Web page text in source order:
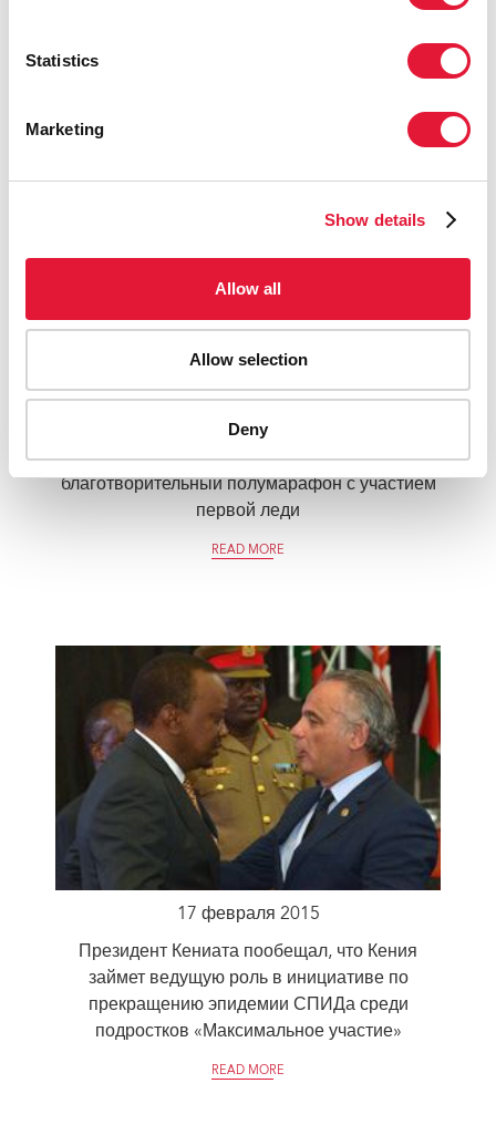
Statistics
Marketing
Show details
Allow all
Allow selection
Deny
8 марта 2015
В Международный женский день состоялся
благотворительный полумарафон с участием
первой леди
READ MORE
17 февраля 2015
Президент Кениата пообещал, что Кения
займет ведущую роль в инициативе по
прекращению эпидемии СПИДа среди
подростков «Максимальное участие»
READ MORE